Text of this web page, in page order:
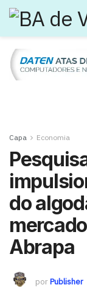
Capa Economia
do
Abrapa
porPublisher